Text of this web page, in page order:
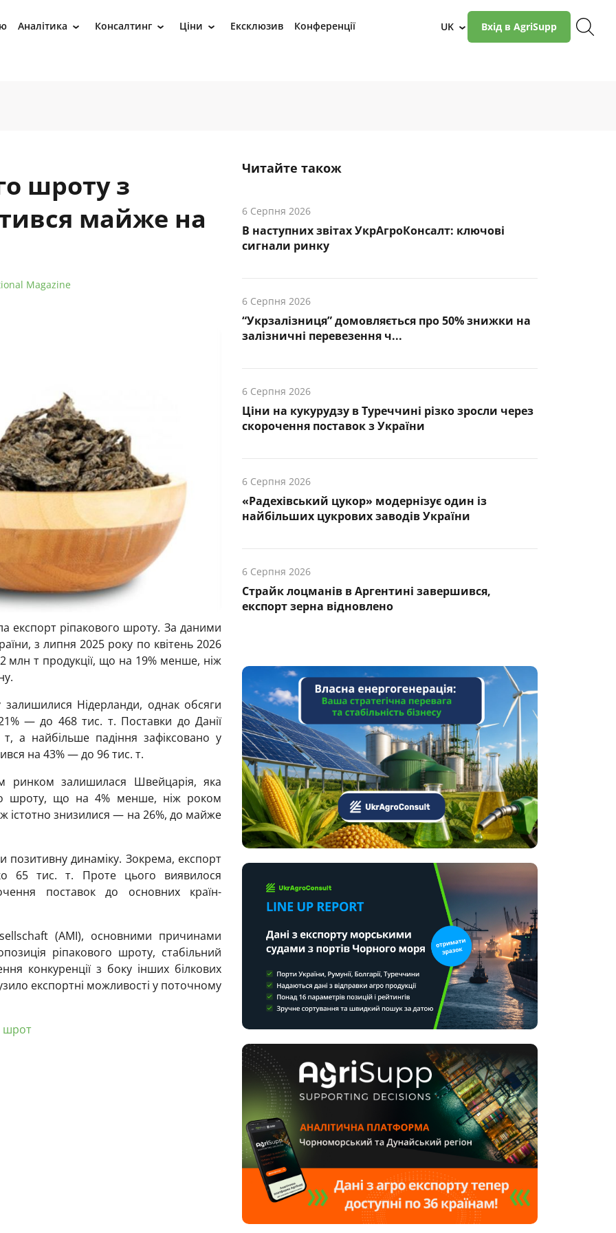
Аналітика › Консалтинг › Ціни › Ексклюзив Конференції UK › Вхід в AgriSupp
шроту з
майже на
Magazine
експорт ріпакового шроту. За даними
з липня 2025 року по квітень 2026
млн т продукції, що на 19% менше, ніж
Нідерланди, однак обсяги
— до 468 тис. т. Поставки до Данії
а найбільше падіння зафіксовано у
на 43% — до 96 тис. т.
залишилася Швейцарія, яка
шроту, що на 4% менше, ніж роком
істотно знизилися — на 26%, до майже
динаміку. Зокрема, експорт
65 тис. т. Проте цього виявилося
поставок до основних країн-
(AMI), основними причинами
ріпакового шроту, стабільний
конкуренції з боку інших білкових
експортні можливості у поточному
шрот
Читайте також
6 Серпня 2026
В наступних звітах УкрАгроКонсалт: ключові
cигнали ринку
6 Серпня 2026
“Укрзалізниця” домовляється про 50% знижки на
залізничні перевезення ч...
6 Серпня 2026
Ціни на кукурудзу в Туреччині різко зросли через
скорочення поставок з України
6 Серпня 2026
«Радехівський цукор» модернізує один із
найбільших цукрових заводів України
6 Серпня 2026
Страйк лоцманів в Аргентині завершився,
експорт зерна відновлено